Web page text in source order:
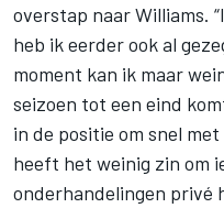
overstap naarWilliams.
heb ik eerder ook al
moment kan ik maar
seizoen tot een eind
in de positie om snel
heeft het weinig zin om
onderhandelingen privé